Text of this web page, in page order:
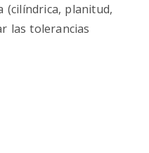
(cilíndrica, planitud,
las tolerancias